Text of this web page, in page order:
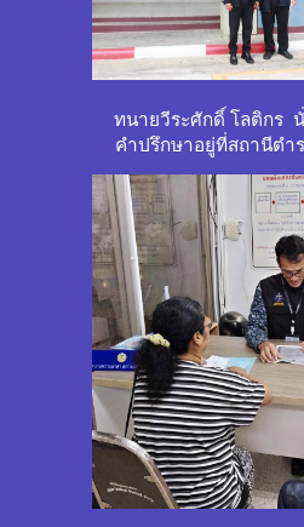
ทนายวีระศักดิ์ โลติกร
คำปรึกษาอยู่ที่สถานีตำ